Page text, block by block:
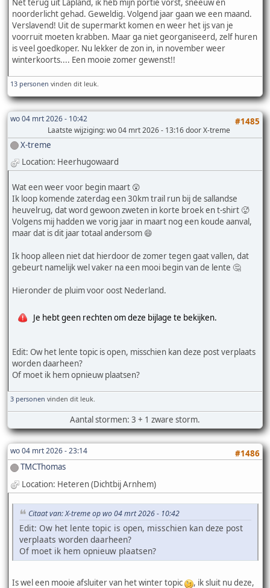
Net terug uit Lapland, ik heb mijn portie vorst, sneeuw en
noorderlicht gehad. Geweldig. Volgend jaar gaan we een maand.
Verslavend! Uit de supermarkt komen en weer het ijs van je
voorruit moeten krabben. Maar ga niet georganiseerd, zelf huren
is veel goedkoper. Nu lekker de zon in, in november weer
winterkoorts.... Een mooie zomer gewenst!!
13 personen vinden dit leuk.
wo 04 mrt 2026 - 10:42 #1485
Laatste wijziging: wo 04 mrt 2026 - 13:16 door X-treme
X-treme
Location: Heerhugowaard
Wat een weer voor begin maart 😲
Ik loop komende zaterdag een 30km trail run bij de sallandse
heuvelrug, dat word gewoon zweten in korte broek en t-shirt 🥵
Volgens mij hadden we vorig jaar in maart nog een koude aanval,
maar dat is dit jaar totaal andersom 😄
Ik hoop alleen niet dat hierdoor de zomer tegen gaat vallen, dat
gebeurt namelijk wel vaker na een mooi begin van de lente 🤔
Hieronder de pluim voor oost Nederland.
Je hebt geen rechten om deze bijlage te bekijken.
Edit: Ow het lente topic is open, misschien kan deze post verplaats
worden daarheen?
Of moet ik hem opnieuw plaatsen?
3 personen vinden dit leuk.
Aantal stormen: 3 + 1 zware storm.
wo 04 mrt 2026 - 23:14
#1486
TMCThomas
Location: Heteren (Dichtbij Arnhem)
Citaat van: X-treme op wo 04 mrt 2026 - 10:42
Edit: Ow het lente topic is open, misschien kan deze post
verplaats worden daarheen?
Of moet ik hem opnieuw plaatsen?
Is wel een mooie afsluiter van het winter topic , ik sluit nu deze,